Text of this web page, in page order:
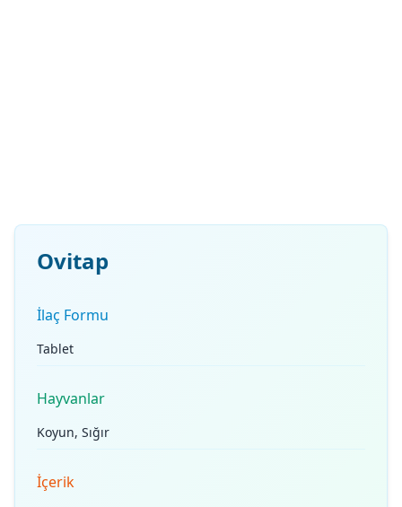
Ovitap
İlaç Formu
Tablet
Hayvanlar
Koyun, Sığır
İçerik